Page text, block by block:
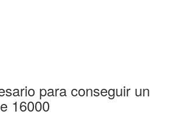
para conseguir un
16000